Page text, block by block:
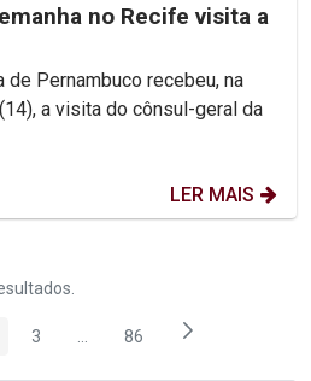
no Recife visita a
de Pernambuco recebeu, na
a visita do cônsul-geral da
LER MAIS
Página
3 Páginas intermediárias Usar
Página
86